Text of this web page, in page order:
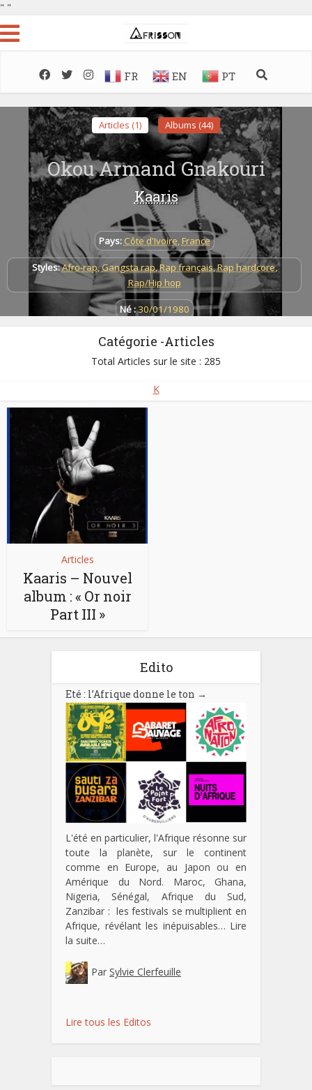
" "
FR EN PT
Articles (1) Albums (44)
Okou Armand Gnakouri
Kaaris
Pays: Côte d'Ivoire, France
Styles:Afro-rap,Gangsta rap,Rap français,Rap hardcore,
Rap/Hip hop
Né :30/01/1980
Catégorie -Articles
Total Articles sur le site : 285
K
Articles
Kaaris – Nouvel
album : « Or noir
Part III »
Edito
Eté : l’Afrique donne le ton →
L'été en particulier, l'Afrique résonne sur
toute la planète, sur le continent
comme en Europe, au Japon ou en
Amérique du Nord. Maroc, Ghana,
Nigeria, Sénégal, Afrique du Sud,
Zanzibar : les festivals se multiplient en
Afrique, révélant les inépuisables… Lire
la suite…
Par Sylvie Clerfeuille
Lire tous les Editos